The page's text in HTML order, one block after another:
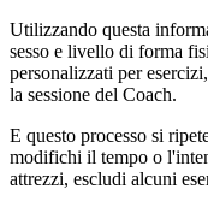
Utilizzando questa
sesso e livello di forma
personalizzati per
la sessione del Coach.
E questo processo si
modifichi il tempo o
attrezzi, escludi alcuni